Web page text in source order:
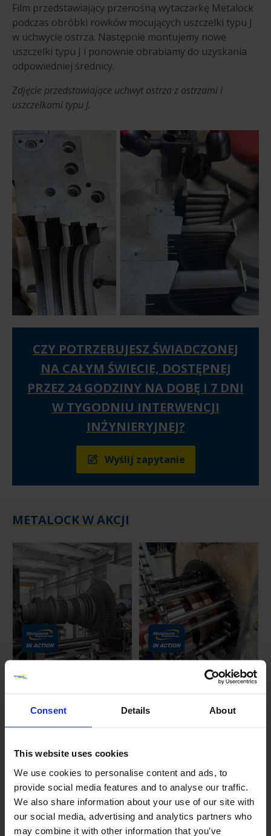
Consent Details About
This website uses cookies
We use cookies to personalise content and ads, to
provide social media features and to analyse our traffic.
We also share information about your use of our site with
our social media, advertising and analytics partners who
may combine it with other information that you’ve
Film przedstawiający przenośną wytaczarkę Metalock
podczas obróbki rowków mocujących uszczelki typu J
w uchwycie ostrza. Następnie montujemy nowe
uszczelki typu J i ponownie obrabiamy do uzyskania
odpowiedniej średnicy.
Zdjęcie przedstawiające uchwyt ostrza z ostrzami i
uszczelkami typu J.
CZY POTRZEBUJESZ ŚWIADCZONEJ
NA CAŁYM ŚWIECIE, DOSTĘPNEJ
PRZEZ 24 GODZINY NA DOBĘ I 7 DNI
W TYGODNIU INTERWENCJI
INŻYNIERYJNEJ?
Wyślij zapytanie
METALOCK W AKCJI
Modyfikacje cylindra turbiny i
9 maja 2025
Obróbka pierścieni ślizgowych
Date posted: